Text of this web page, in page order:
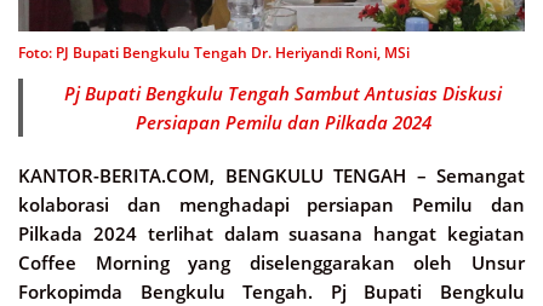
Foto: PJ Bupati Bengkulu Tengah Dr. Heriyandi Roni, MSi
Pj Bupati Bengkulu Tengah Sambut Antusias Diskusi
Persiapan Pemilu dan Pilkada 2024
KANTOR-BERITA.COM, BENGKULU TENGAH – Semangat
kolaborasi dan menghadapi persiapan Pemilu dan
Pilkada 2024 terlihat dalam suasana hangat kegiatan
Coffee Morning yang diselenggarakan oleh Unsur
Forkopimda Bengkulu Tengah. Pj Bupati Bengkulu